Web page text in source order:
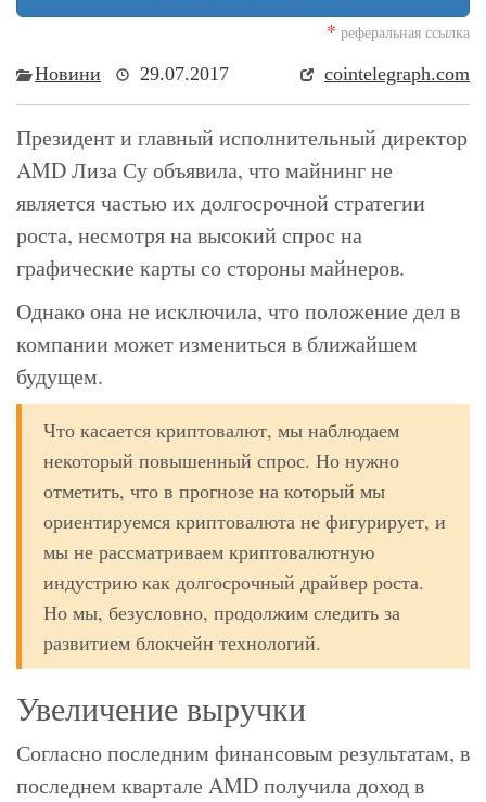
* реферальная ссылка
Новини 29.07.2017 cointelegraph.com
Президент и главный исполнительный директор
AMD Лиза Су объявила, что майнинг не
является частью их долгосрочной стратегии
роста, несмотря на высокий спрос на
графические карты со стороны майнеров.
Однако она не исключила, что положение дел в
компании может измениться в ближайшем
будущем.
Что касается криптовалют, мы наблюдаем
некоторый повышенный спрос. Но нужно
отметить, что в прогнозе на который мы
ориентируемся криптовалюта не фигурирует, и
мы не рассматриваем криптовалютную
индустрию как долгосрочный драйвер роста.
Но мы, безусловно, продолжим следить за
развитием блокчейн технологий.
Увеличение выручки
Согласно последним финансовым результатам, в
последнем квартале AMD получила доход в